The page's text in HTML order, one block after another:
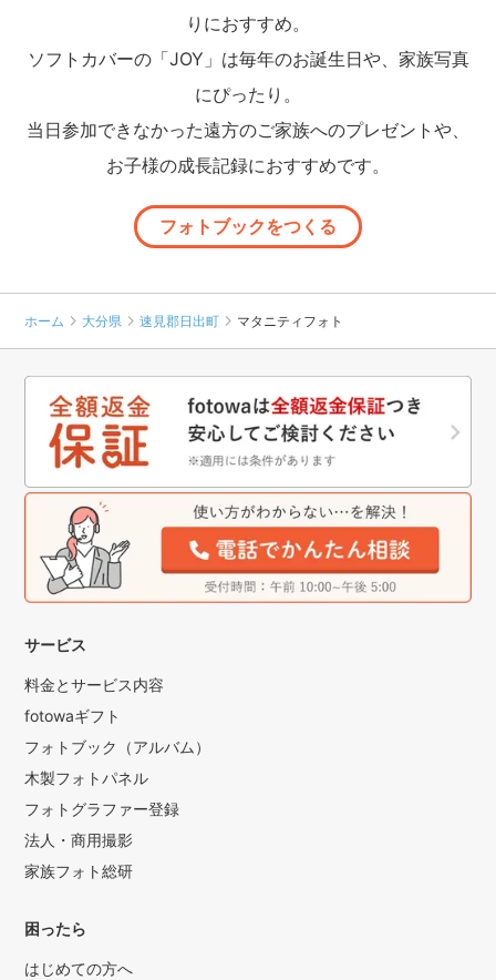
りにおすすめ。
ソフトカバーの「JOY」は毎年のお誕生日や、家族写真
にぴったり。
当日参加できなかった遠方のご家族へのプレゼントや、
お子様の成長記録におすすめです。
フォトブックをつくる
ホーム 大分県 速見郡日出町 マタニティフォト
サービス
料金とサービス内容
fotowaギフト
フォトブック（アルバム）
木製フォトパネル
フォトグラファー登録
法人・商用撮影
家族フォト総研
困ったら
はじめての方へ